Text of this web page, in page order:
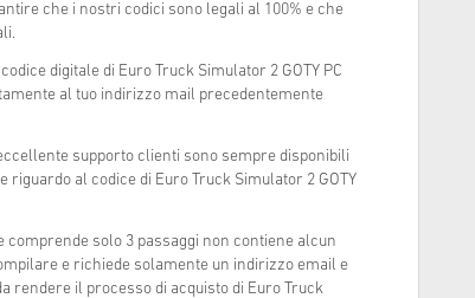
che i nostri codici sono legali al 100% e che
digitale di Euro Truck Simulator 2 GOTY PC
al tuo indirizzo mail precedentemente
supporto clienti sono sempre disponibili
al codice di Euro Truck Simulator 2 GOTY
solo 3 passaggi non contiene alcun
e richiede solamente un indirizzo email e
rendere il processo di acquisto di Euro Truck